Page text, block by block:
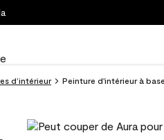
d’intérieur Peinture d'intérieur à